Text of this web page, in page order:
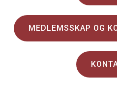
MEDLEMSSKAP OG